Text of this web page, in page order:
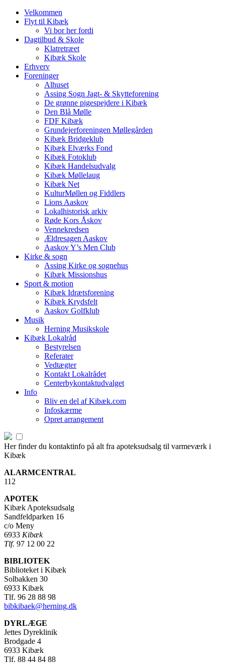
Velkommen
Flyt til Kibæk
Vi bor her fordi
Dagtilbud & Skole
Klatretræet
Kibæk Skole
Erhverv
Foreninger
Alhuset
Assing Sogn Jagt- & Skytteforening
De grønne pigespejdere i Kibæk
Den Blå Mølle
FDF Kibæk
Grundejerforeningen Møllegården
Kibæk Bridgeklub
Kibæk Elværks Fond
Kibæk Fotoklub
Kibæk Handelsudvalg
Kibæk Møllelaug
Kibæk Net
KulturMøllen og Fiddlers
Lions Aaskov
Lokalhistorisk arkiv
Røde Kors Åskov
Vennekredsen
Ældresagen Aaskov
Aaskov Y’s Men Club
Kirke & sogn
Assing Kirke og sognehus
Kibæk Missionshus
Sport & motion
Kibæk Idrætsforening
Kibæk Krydsfelt
Aaskov Golfklub
Musik
Herning Musikskole
Kibæk Lokalråd
Bestyrelsen
Referater
Vedtægter
Kontakt Lokalrådet
Centerbykontaktudvalget
Info
Bliv en del af Kibæk.com
Infoskærme
Opret arrangement
Her finder du kontaktinfo på alt fra apoteksudsalg til varmeværk i
Kibæk
ALARMCENTRAL
112
APOTEK
Kibæk Apoteksudsalg
Sandfeldparken 16
c/o Meny
6933 Kibæk
Tlf. 97 12 00 22
BIBLIOTEK
Biblioteket i Kibæk
Solbakken 30
6933 Kibæk
Tlf. 96 28 88 98
bibkibaek@herning.dk
DYRLÆGE
Jettes Dyreklinik
Brodgade 4
6933 Kibæk
Tlf. 88 44 84 88